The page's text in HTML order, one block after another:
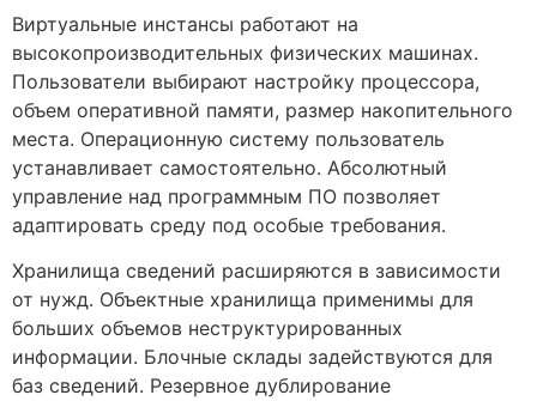
Виртуальные инстансы работают на
высокопроизводительных физических машинах.
Пользователи выбирают настройку процессора,
объем оперативной памяти, размер накопительного
места. Операционную систему пользователь
устанавливает самостоятельно. Абсолютный
управление над программным ПО позволяет
адаптировать среду под особые требования.
Хранилища сведений расширяются в зависимости
от нужд. Объектные хранилища применимы для
больших объемов неструктурированных
информации. Блочные склады задействуются для
баз сведений. Резервное дублирование